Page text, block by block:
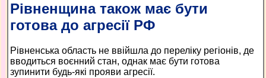
Рівненщина також має бути
готова до агресії РФ
Рівненська область не ввійшла до переліку регіонів, де
вводиться воєнний стан, однак має бути готова
зупинити будь-які прояви агресії.